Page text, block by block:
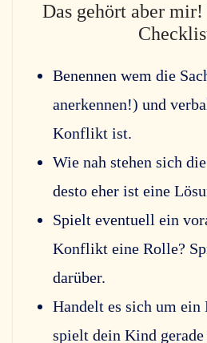
Das gehört aber
Benennen wem die
anerkennen!) und
Konflikt ist.
Wie nah stehen sich
desto eher ist eine
Spielt eventuell ein
Konflikt eine Rolle?
darüber.
Handelt es sich um
spielt dein Kind